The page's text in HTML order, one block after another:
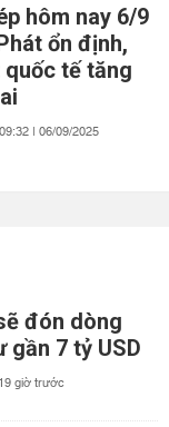
hôm nay 6/9
ổn định,
tế tăng
09:32 | 06/09/2025
đón dòng
gần 7 tỷ USD
19 giờ trước